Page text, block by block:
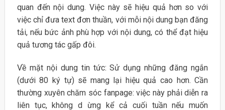
quan đến nội dung. Việc này sẽ hiệu quả hơn so với
việc chỉ đưa text đơn thuần, với mỗi nội dung bạn đăng
tải, nếu bức ảnh phù hợp với nội dung, có thể đạt hiệu
quả tương tác gấp đôi.
Về mặt nội dung tin tức: Sử dụng những đăng ngắn
(dưới 80 ký tự) sẽ mang lại hiệu quả cao hơn. Cần
thường xuyên chăm sóc fanpage: việc này phải diễn ra
liên tục, không d ừng kể cả cuối tuần nếu muốn